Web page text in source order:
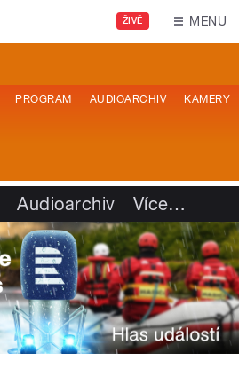
ŽIVĚ MENU
PROGRAM AUDIOARCHIV KAMERY
Audioarchiv Více…